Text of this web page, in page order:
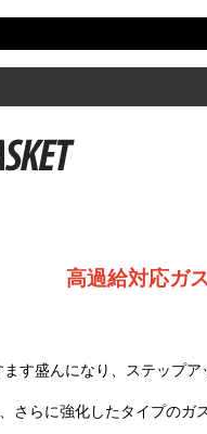
高過給対応ガ
す盛んになり、ステップ
らに強化したタイプのガ